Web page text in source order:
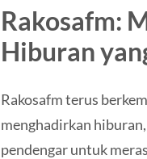
Rakosafm:
Hiburan
Rakosafm terus
menghadirkan
pendengar untuk